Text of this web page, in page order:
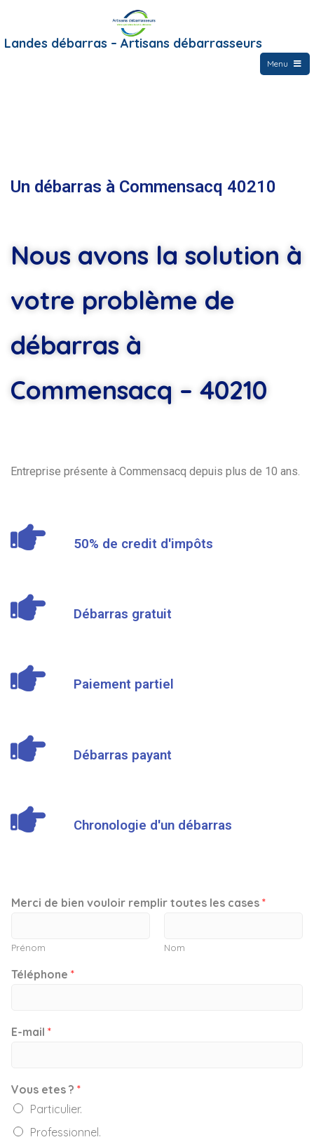
Landes débarras – Artisans débarrasseurs
Menu
Un débarras à Commensacq 40210
Nous avons la solution à
votre problème de
débarras à
Commensacq – 40210
Entreprise présente à Commensacq depuis plus de 10 ans.
50% de credit d'impôts
Débarras gratuit
Paiement partiel
Débarras payant
Chronologie d'un débarras
Merci de bien vouloir remplir toutes les cases *
Prénom Nom
Téléphone *
E-mail *
Vous etes ? *
Particulier.
Professionnel.